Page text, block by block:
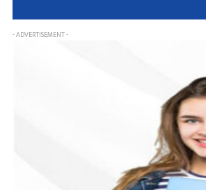
- ADVERTISEMENT -